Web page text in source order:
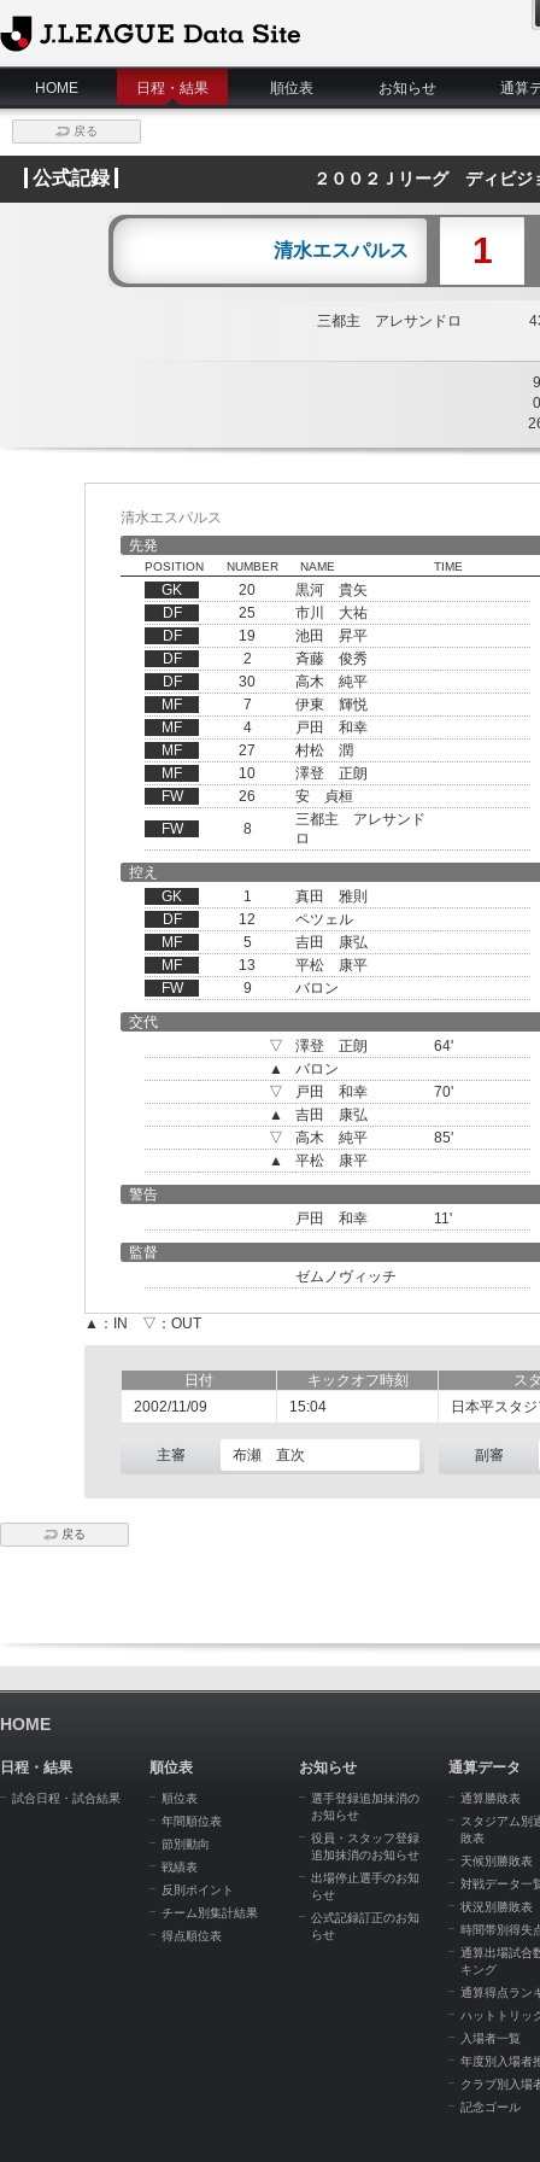
J.League Data Site
HOME
日程・結果 順位表 お知らせ 通算
戻る
公式記録 ２００２Ｊリーグ ディビ
清水エスパルス 1
三都主 アレサンドロ
9
0
清水エスパルス
先発
POSITION NUMBER NAME TIME
GK 20
黒河 貴矢
DF
25
市川 大祐
DF
19
池田 昇平
DF
2
斉藤 俊秀
DF
30
高木 純平
MF
7
伊東 輝悦
MF
4
戸田 和幸
MF
27
村松 潤
MF
10
澤登 正朗
FW
26
安 貞桓
FW
8
三都主 アレサンド
ロ
控え
GK
1
真田 雅則
DF
12
ペツェル
MF
5
吉田 康弘
MF
13
平松 康平
FW
9
バロン
交代
▽
澤登 正朗
64'
▲
バロン
▽
戸田 和幸
70'
▲
吉田 康弘
▽
高木 純平
85'
▲
平松 康平
警告
戸田 和幸
11'
監督
ゼムノヴィッチ
▲：IN ▽：OUT
日付 キックオフ時刻
ス
2002/11/09
15:04 日本平スタ
主審 布瀬 直次 副審
戻る
HOME
日程・結果
試合日程・試合結果
順位表
順位表
年間順位表
節別動向
戦績表
反則ポイント
チーム別集計結果
得点順位表
お知らせ
選手登録追加抹消の
お知らせ
役員・スタッフ登録
追加抹消のお知らせ
出場停止選手のお知
らせ
公式記録訂正のお知
らせ
通算データ
通算勝敗表
スタジアム別
敗表
天候別勝敗表
対戦データ一
状況別勝敗表
時間帯別得失
通算出場試合
キング
通算得点ラン
ハットトリッ
入場者一覧
年度別入場者
クラブ別入場
記念ゴール